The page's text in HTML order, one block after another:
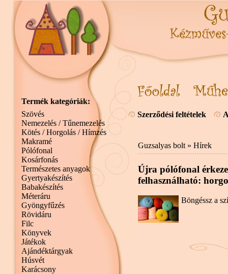
Szerződési feltételek
Guzsalyas bolt» Hírek
Újra pólófonal
felhasználható:
Böngéssz a
Termék kategóriák:
Szövés
Nemezelés / Tűnemezelés
Kötés / Horgolás / Hímzés
Makramé
Pólófonal
Kosárfonás
Természetes anyagok
Gyertyakészítés
Babakészítés
Méteráru
Gyöngyfűzés
Rövidáru
Filc
Könyvek
Játékok
Ajándéktárgyak
Húsvét
Karácsony